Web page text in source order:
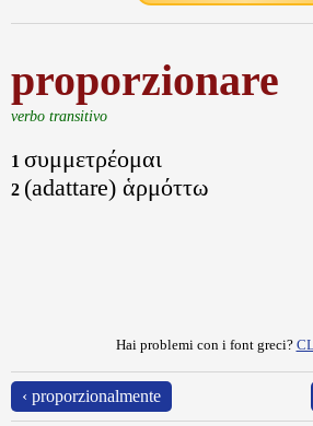
proporzionare
verbo transitivo
1 συμμετρέομαι
2 (adattare) ἁρμόττω
Hai problemi con i font greci?
‹ proporzionalmente